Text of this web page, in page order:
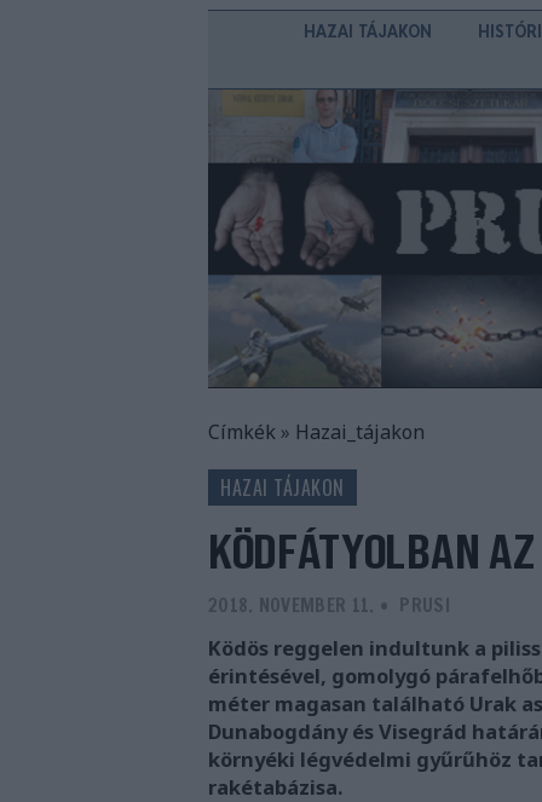
HAZAI TÁJAKON
Címkék » Hazai_tájakon
KÖDFÁTYOLBAN
2018. NOVEMBER 11. - PRUSI
Ködös reggelen indultunk a
érintésével, gomolygó
méter magasan található Urak
Dunabogdány és Visegrád
környéki légvédelmi gyűrűhöz
rakétabázisa.
HAZAI TÁJAKON